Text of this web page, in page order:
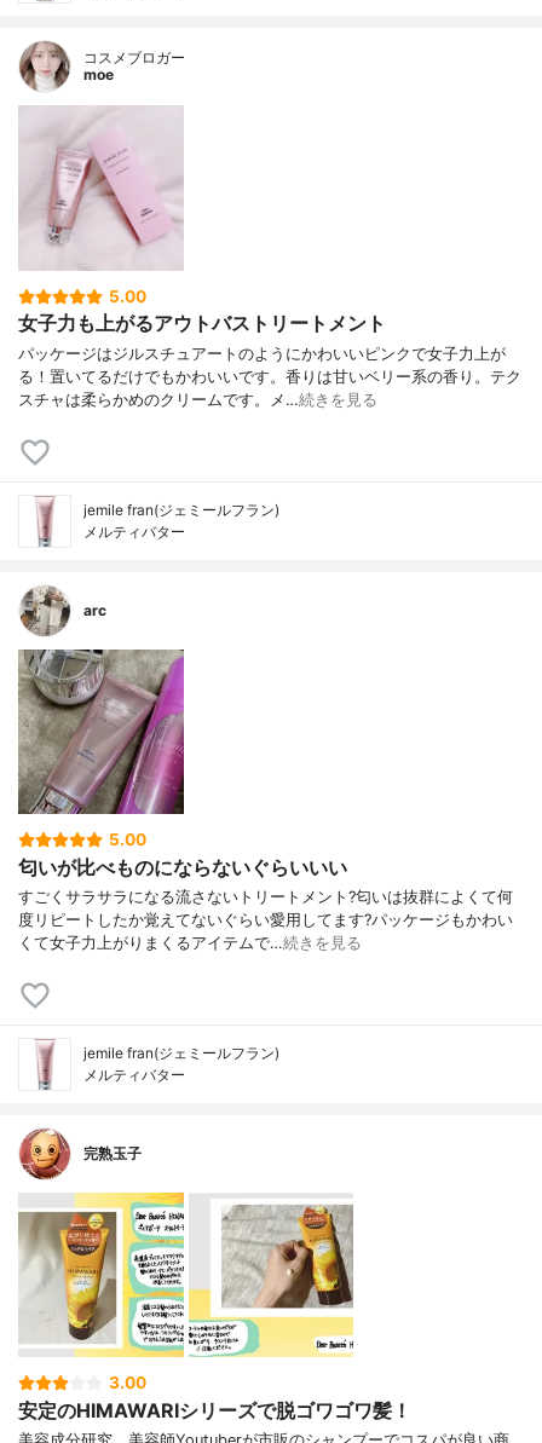
コスメブロガー
moe
5.00
女子力も上がるアウトバストリートメント
パッケージはジルスチュアートのようにかわいいピンクで女子力上が
る！置いてるだけでもかわいいです。香りは甘いベリー系の香り。テク
スチャは柔らかめのクリームです。メ…続きを見る
jemile fran(ジェミールフラン)
メルティバター
arc
5.00
匂いが比べものにならないぐらいいい
すごくサラサラになる流さないトリートメント?匂いは抜群によくて何
度リピートしたか覚えてないぐらい愛用してます?パッケージもかわい
くて女子力上がりまくるアイテムで…続きを見る
jemile fran(ジェミールフラン)
メルティバター
完熟玉子
3.00
安定のHIMAWARIシリーズで脱ゴワゴワ髪！